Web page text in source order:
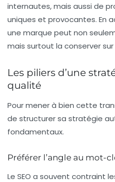
internautes, mais aussi de
uniques et provocantes. En
une marque peut non
mais surtout la conserver
Les piliers d’une
qualité
Pour mener à bien cette
de structurer sa stratégie
fondamentaux.
Préférer l’angle au mot-
Le SEO a souvent contraint